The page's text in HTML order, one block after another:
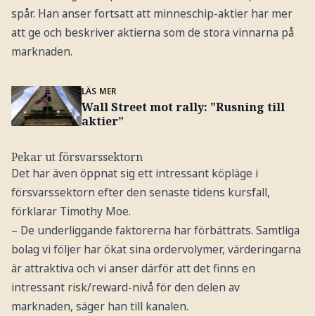
spår. Han anser fortsatt att minneschip-aktier har mer
att ge och beskriver aktierna som de stora vinnarna på
marknaden.
LÄS MER
Wall Street mot rally: ”Rusning till
aktier”
Pekar ut försvarssektorn
Det har även öppnat sig ett intressant köpläge i
försvarssektorn efter den senaste tidens kursfall,
förklarar Timothy Moe.
– De underliggande faktorerna har förbättrats. Samtliga
bolag vi följer har ökat sina ordervolymer, värderingarna
är attraktiva och vi anser därför att det finns en
intressant risk/reward-nivå för den delen av
marknaden, säger han till kanalen.